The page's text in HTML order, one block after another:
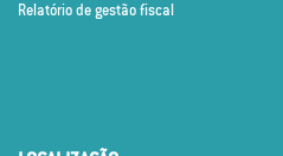
Relatório de gestão fiscal